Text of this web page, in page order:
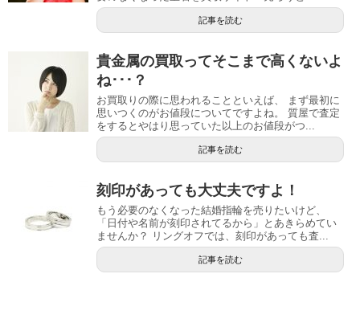
記事を読む
貴金属の買取ってそこまで高くないよ
ね･･･？
お買取りの際に思われることといえば、 まず最初に
思いつくのがお値段についてですよね。 質屋で査定
をするとやはり思っていた以上のお値段がつ...
記事を読む
刻印があっても大丈夫ですよ！
もう必要のなくなった結婚指輪を売りたいけど、
「日付や名前が刻印されてるから」とあきらめてい
ませんか？ リングオフでは、刻印があっても査...
記事を読む